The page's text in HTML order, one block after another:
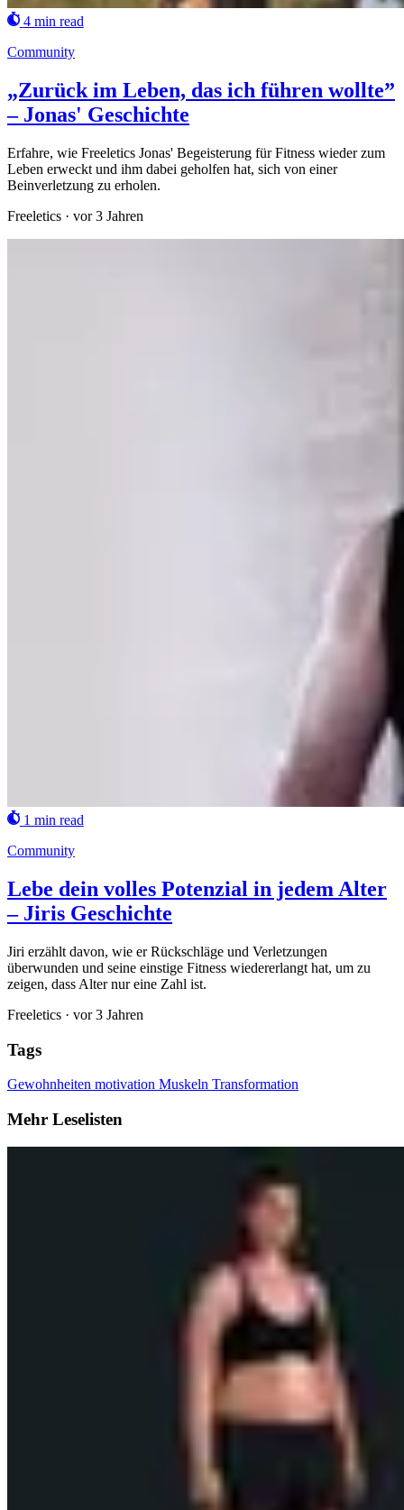
4 min read
Community
„Zurück im Leben, das ich führen wollte”
– Jonas' Geschichte
Erfahre, wie Freeletics Jonas' Begeisterung für Fitness wieder zum
Leben erweckt und ihm dabei geholfen hat, sich von einer
Beinverletzung zu erholen.
Freeletics · vor 3 Jahren
1 min read
Community
Lebe dein volles Potenzial in jedem Alter
– Jiris Geschichte
Jiri erzählt davon, wie er Rückschläge und Verletzungen
überwunden und seine einstige Fitness wiedererlangt hat, um zu
zeigen, dass Alter nur eine Zahl ist.
Freeletics · vor 3 Jahren
Tags
Gewohnheiten motivation Muskeln Transformation
Mehr Leselisten